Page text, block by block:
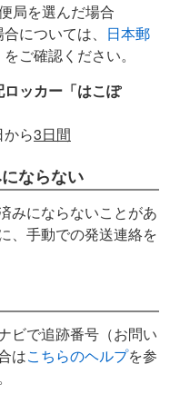
局を選んだ場合
については、 日本郵
ご確認ください。
ッカー「はこぽ
ら3日間
ならない
みにならないことがあ
、手動での発送連絡を
ビで追跡番号（お問い
はこちらのヘルプを参